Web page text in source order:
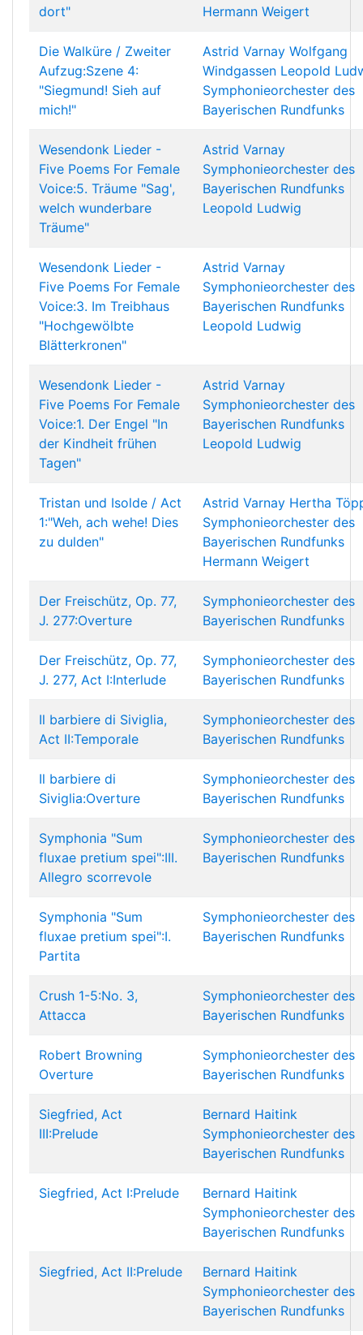
dort" Hermann Weigert
Die Walküre / Zweiter
Aufzug:Szene 4:
"Siegmund! Sieh auf
mich!"
Astrid Varnay Wolfgang
Windgassen Leopold
Symphonieorchester des
Bayerischen Rundfunks
Wesendonk Lieder -
Five Poems For Female
Voice:5. Träume "Sag',
welch wunderbare
Träume"
Astrid Varnay
Symphonieorchester des
Bayerischen Rundfunks
Leopold Ludwig
Wesendonk Lieder -
Five Poems For Female
Voice:3. Im Treibhaus
"Hochgewölbte
Blätterkronen"
Astrid Varnay
Symphonieorchester des
Bayerischen Rundfunks
Leopold Ludwig
Wesendonk Lieder -
Five Poems For Female
Voice:1. Der Engel "In
der Kindheit frühen
Tagen"
Astrid Varnay
Symphonieorchester des
Bayerischen Rundfunks
Leopold Ludwig
Tristan und Isolde / Act
1:"Weh, ach wehe! Dies
zu dulden"
Astrid Varnay Hertha
Symphonieorchester des
Bayerischen Rundfunks
Hermann Weigert
Der Freischütz, Op. 77,
J. 277:Overture
Symphonieorchester des
Bayerischen Rundfunks
Der Freischütz, Op. 77,
J. 277, Act I:Interlude
Symphonieorchester des
Bayerischen Rundfunks
Il barbiere di Siviglia,
Act II:Temporale
Symphonieorchester des
Bayerischen Rundfunks
Il barbiere di
Siviglia:Overture
Symphonieorchester des
Bayerischen Rundfunks
Symphonia "Sum
fluxae pretium spei":III.
Allegro scorrevole
Symphonieorchester des
Bayerischen Rundfunks
Symphonia "Sum
fluxae pretium spei":I.
Partita
Symphonieorchester des
Bayerischen Rundfunks
Crush 1-5:No. 3,
Attacca
Symphonieorchester des
Bayerischen Rundfunks
Robert Browning
Overture
Symphonieorchester des
Bayerischen Rundfunks
Siegfried, Act
III:Prelude
Bernard Haitink
Symphonieorchester des
Bayerischen Rundfunks
Siegfried, Act I:Prelude
Bernard Haitink
Symphonieorchester des
Bayerischen Rundfunks
Siegfried, Act II:Prelude
Bernard Haitink
Symphonieorchester des
Bayerischen Rundfunks